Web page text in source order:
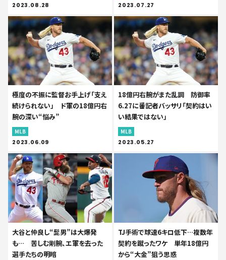
2023.08.28 2023.07.27
極度の不振に監督お手上げ「支え
続けられない」 ド軍の18億円右
腕の深い“悩み”
MLB
2023.06.09
18億円右腕がまた乱調 防御率
6.27に番記者バッサリ「契約はい
い結果ではない」
MLB
2023.05.27
大谷と仲良し“髭男”は大爆発
も… 苦しむ剛腕、エ軍を去った
選手たちの明暗
TJ手術で球速6キロ低下…複数年
契約を蹴ったワケ 単年18億円
から“大金”狙う思惑